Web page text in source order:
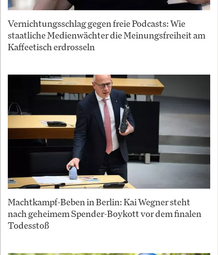
Vernichtungsschlag gegen freie Podcasts: Wie
staatliche Medienwächter die Meinungsfreiheit am
Kaffeetisch erdrosseln
Machtkampf-Beben in Berlin: Kai Wegner steht
nach geheimem Spender-Boykott vor dem finalen
Todesstoß